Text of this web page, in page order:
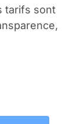
tarifs sont